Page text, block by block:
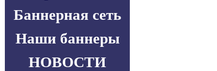
Баннерная сеть
Наши баннеры
НОВОСТИ